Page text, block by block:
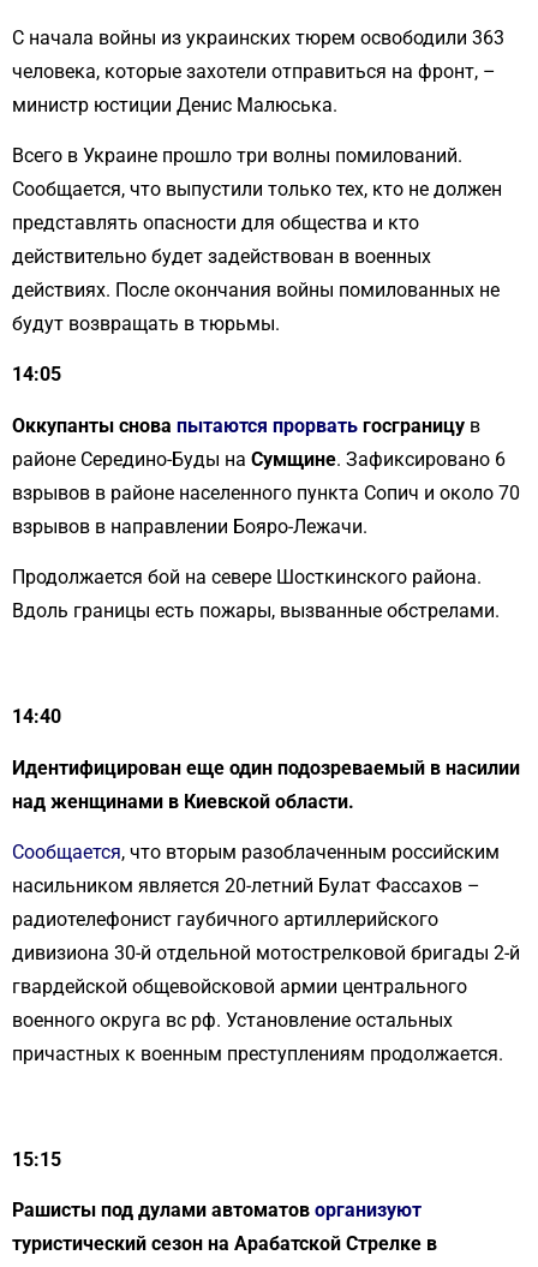
С начала войны из украинских тюрем освободили 363
человека, которые захотели отправиться на фронт, –
министр юстиции Денис Малюська.
Всего в Украине прошло три волны помилований.
Сообщается, что выпустили только тех, кто не должен
представлять опасности для общества и кто
действительно будет задействован в военных
действиях. После окончания войны помилованных не
будут возвращать в тюрьмы.
14:05
Оккупанты снова пытаются прорвать госграницу в
районе Середино-Буды на Сумщине. Зафиксировано 6
взрывов в районе населенного пункта Сопич и около 70
взрывов в направлении Бояро-Лежачи.
Продолжается бой на севере Шосткинского района.
Вдоль границы есть пожары, вызванные обстрелами.
14:40
Идентифицирован еще один подозреваемый в насилии
над женщинами в Киевской области.
Сообщается, что вторым разоблаченным российским
насильником является 20-летний Булат Фассахов –
радиотелефонист гаубичного артиллерийского
дивизиона 30-й отдельной мотострелковой бригады 2-й
гвардейской общевойсковой армии центрального
военного округа вс рф. Установление остальных
причастных к военным преступлениям продолжается.
15:15
Рашисты под дулами автоматов организуют
туристический сезон на Арабатской Стрелке в